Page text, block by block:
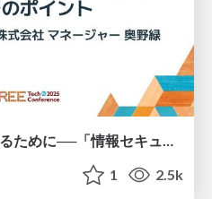
1 2.5k